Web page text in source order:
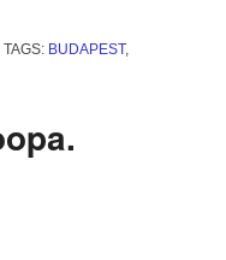
talisuplus”
TAGS: BUDAPEST,